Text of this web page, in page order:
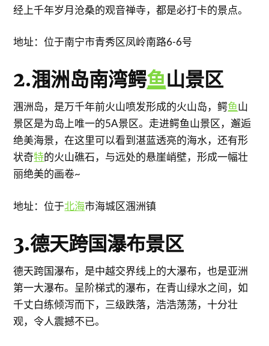
经上千年岁月沧桑的观音禅寺，都是必打卡的景点。
地址：位于南宁市青秀区凤岭南路6-6号
2.涠洲岛南湾鳄鱼山景区
涠洲岛，是万千年前火山喷发形成的火山岛，鳄鱼山
景区是为岛上唯一的5A景区。走进鳄鱼山景区，邂逅
绝美海景，在这里可以看到湛蓝透亮的海水，还有形
状奇特的火山礁石，与远处的悬崖峭壁，形成一幅壮
丽绝美的画卷~
地址：位于北海市海城区涠洲镇
3.德天跨国瀑布景区
德天跨国瀑布，是中越交界线上的大瀑布，也是亚洲
第一大瀑布。呈阶梯式的瀑布，在青山绿水之间，如
千丈白练倾泻而下，三级跌落，浩浩荡荡，十分壮
观，令人震撼不已。